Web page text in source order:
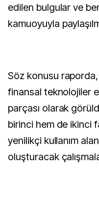
edilen bulgular ve
kamuoyuyla
Söz konusu raporda,
finansal teknolojiler
parçası olarak
birinci hem de ikinci
yenilikçi kullanım
oluşturacak